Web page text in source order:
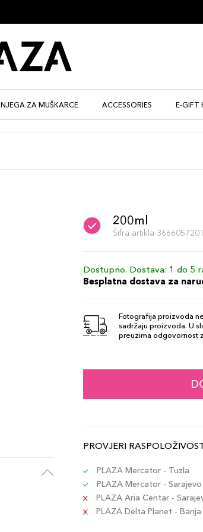
NJEGA ZA MUŠKARCE ACCESSORIES E-GIFT
200ml
Šifra artikla
Dostupno. Dostava: 1 do 5
Besplatna dostava za
Fotografija proizvoda
sadržaju proizvoda. U
preuzima odgovornost
PROVJERI
PLAZA Mercator - Tuzla
PLAZA Mercator -
PLAZA Aria Centar -
PLAZA Delta Planet - Banja